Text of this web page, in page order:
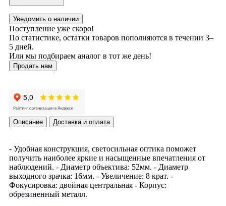
Уведомить о наличии
Поступление уже скоро!
По статистике, остатки товаров пополняются в течении 3–
5 дней.
Или мы подбираем аналог в тот же день!
Продать нам
Описание Доставка и оплата
- Удобная конструкция, светосильная оптика поможет
получить наиболее яркие и насыщенные впечатления от
наблюдений. - Диаметр объектива: 52мм. - Диаметр
выходного зрачка: 16мм. - Увеличение: 8 крат. -
Фокусировка: двойная центральная - Корпус:
обрезиненный металл.